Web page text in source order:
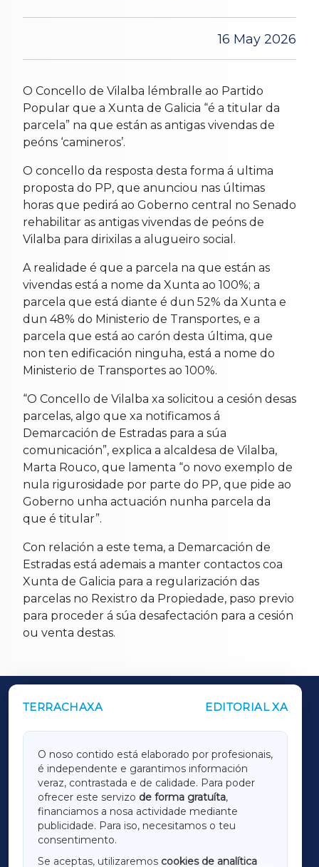
16 May 2026
O Concello de Vilalba lémbralle ao Partido
Popular que a Xunta de Galicia “é a titular da
parcela” na que están as antigas vivendas de
peóns ‘camineros’.
O concello da resposta desta forma á ultima
proposta do PP, que anunciou nas últimas
horas que pedirá ao Goberno central no Senado
rehabilitar as antigas vivendas de peóns de
Vilalba para dirixilas a alugueiro social.
A realidade é que a parcela na que están as
vivendas está a nome da Xunta ao 100%; a
parcela que está diante é dun 52% da Xunta e
dun 48% do Ministerio de Transportes, e a
parcela que está ao carón desta última, que
non ten edificación ninguha, está a nome do
Ministerio de Transportes ao 100%.
“O Concello de Vilalba xa solicitou a cesión desas
parcelas, algo que xa notificamos á
Demarcación de Estradas para a súa
comunicación”, explica a alcaldesa de Vilalba,
Marta Rouco, que lamenta “o novo exemplo de
nula rigurosidade por parte do PP, que pide ao
Goberno unha actuación nunha parcela da
que é titular”.
Con relación a este tema, a Demarcación de
Estradas está ademais a manter contactos coa
Xunta de Galicia para a regularización das
parcelas no Rexistro da Propiedade, paso previo
para proceder á súa desafectación para a cesión
ou venta destas.
TERRACHAXA EDITORIAL XA
O noso contido está elaborado por profesionais,
é independente e garantimos información
veraz, contrastada e de calidade. Para poder
ofrecer este servizo de forma gratuíta,
financiamos a nosa actividade mediante
publicidade. Para iso, necesitamos o teu
consentimento.
Se aceptas, utilizaremos cookies de analítica
OUTROS PERIÓDICOS
LUGOXA
TERRACHAXA